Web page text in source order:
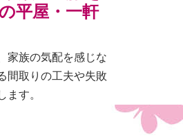
平屋・一軒
家族の気配を感じな
間取りの工夫や失敗
す。